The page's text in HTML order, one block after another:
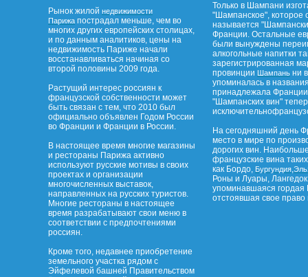
Рынок жилой недвижимости
Парижа пострадал меньше, чем во
многих других европейских столицах,
и по данным аналитиков, цены на
недвижимость Париже начали
восстанавливаться начиная со
второй половины 2009 года.
Растущий интерес россиян к
французской собственности может
быть связан с тем, что 2010 был
официально объявлен Годом России
во Франции и Франции в России.
В настоящее время многие магазины
и рестораны Парижа активно
используют русские мотивы в своих
проектах и организации
многочисленных выставок,
направленных на русских туристов.
Многие рестораны в настоящее
время разрабатывают свои меню в
соответствии с предпочтениями
россиян.
Кроме того, недавнее приобретение
земельного участка рядом с
Эйфелевой башней Правительством
Только в Шампани
"Шампанское", которое
называется
Франции. Остальные
были вынуждены
алкогольные напитки
зарегистрированная
провинции Шампань ни
упоминалась в
принадлежала
"Шампанских вин"
На сегодняшний день
место в мире по
дорогих вин.
французские вина
как Бордо, Бургундия,
Роны и Луары,
упоминавшаяся
отстоявшая свое право